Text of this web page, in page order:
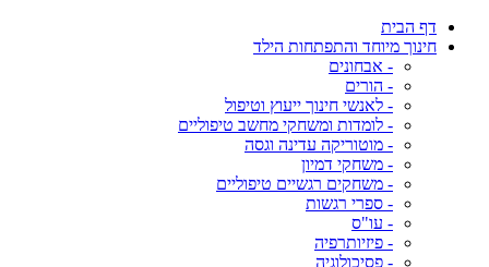
דף הבית
חינוך מיוחד והתפתחות הילד
- אבחונים
- הורים
- לאנשי חינוך ייעוץ וטיפול
- לומדות ומשחקי מחשב טיפוליים
- מוטוריקה עדינה וגסה
- משחקי דמיון
- משחקים רגשיים טיפוליים
- ספרי רגשות
- עו"ס
- פיזיותרפיה
- פסיכולוגיה